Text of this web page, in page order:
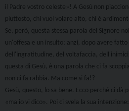
il Padre vostro celeste»! A Gesù non
piuttosto, chi vuol volare alto, chi è
Se, però, questa stessa parola del Signore
un'offesa e un insulto; anzi, dopo avere
dell'ingratitudine, del voltafaccia,
questa di Gesù, è una parola che ci fa
non ci fa rabbia. Ma come si fa!?
Gesù, questo, lo sa bene. Ecco perché ci dà
«ma io vi dico». Poi ci svela la sua